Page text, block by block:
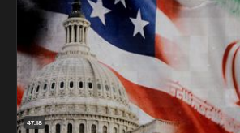
47:18